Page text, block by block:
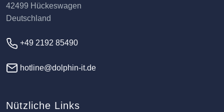
42499 Hückeswagen
Deutschland
+49 2192 85490
hotline@dolphin-it.de
Nützliche Links